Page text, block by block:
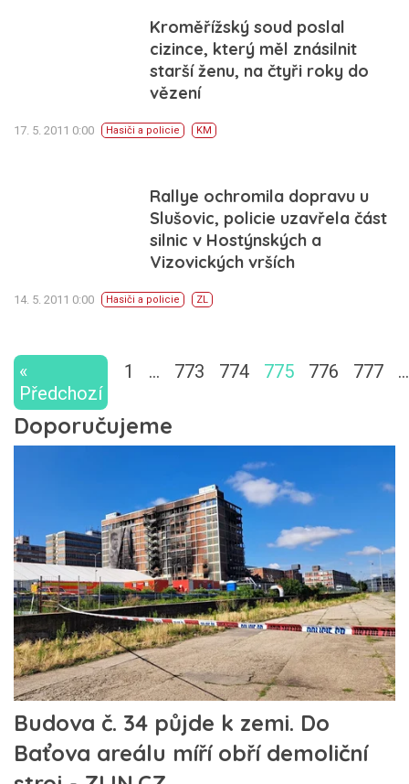
Kroměřížský soud poslal
cizince, který měl znásilnit
starší ženu, na čtyři roky do
vězení
17. 5. 2011 0:00 Hasiči a policie KM
Rallye ochromila dopravu u
Slušovic, policie uzavřela část
silnic v Hostýnských a
Vizovických vrších
14. 5. 2011 0:00 Hasiči a policie ZL
«
Předchozí
1 … 773 774 775 776 777 …